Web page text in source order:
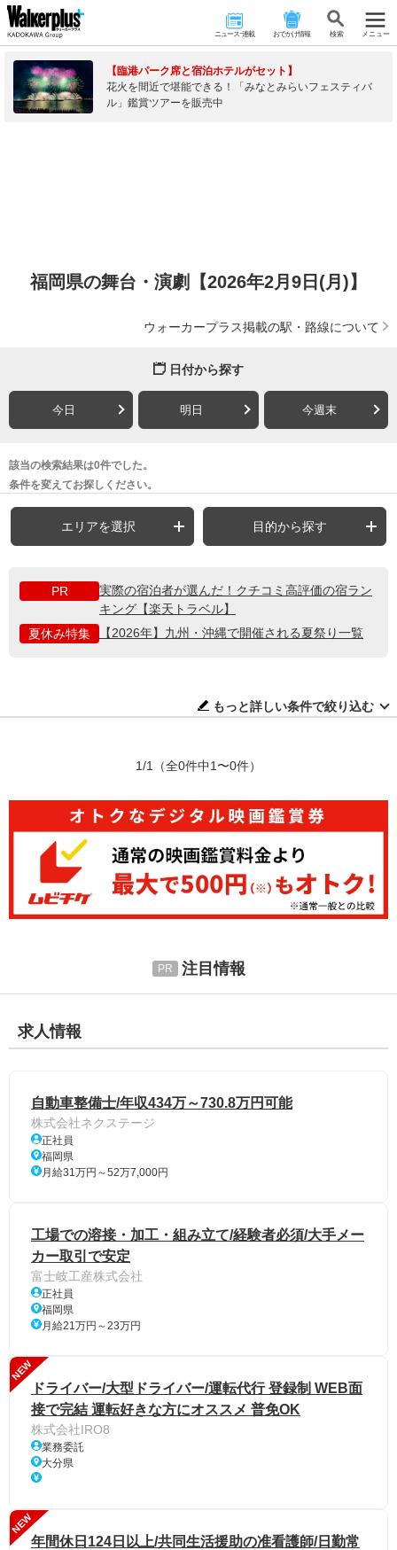
ニュース･連載 おでかけ情報 検 索 メニュー
【臨港パーク席と宿泊ホテルがセット】
花火を間近で堪能できる！「みなとみらいフェスティバ
ル」鑑賞ツアーを販売中
福岡県の舞台・演劇【2026年2月9日(月)】
ウォーカープラス掲載の駅・路線について
日付から探す
今日 明日 今週末
該当の検索結果は0件でした。
条件を変えてお探しください。
エリアを選択 目的から探す
PR
実際の宿泊者が選んだ！クチコミ高評価の宿ラン
キング【楽天トラベル】
夏休み特集
【2026年】九州・沖縄で開催される夏祭り一覧
もっと詳しい条件で絞り込む
1/1 （全0件中1〜0件）
注目情報
求人情報
自動車整備士/年収434万～730.8万円可能
株式会社ネクステージ
正社員
福岡県
月給31万円～52万7,000円
工場での溶接・加工・組み立て/経験者必須/大手メー
カー取引で安定
富士岐工産株式会社
正社員
福岡県
月給21万円～23万円
NEW
ドライバー/大型ドライバー/運転代行 登録制 WEB面
接で完結 運転好きな方にオススメ 普免OK
株式会社IRO8
業務委託
大分県
NEW
年間休日124日以上/共同生活援助の准看護師/日勤常